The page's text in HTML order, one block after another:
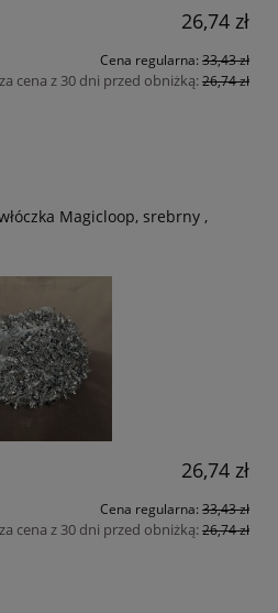
26,74 zł
Cena regularna: 33,43 zł
cena z 30 dni przed obniżką:26,74 zł
Magicloop, srebrny ,
26,74 zł
Cena regularna: 33,43 zł
cena z 30 dni przed obniżką:26,74 zł